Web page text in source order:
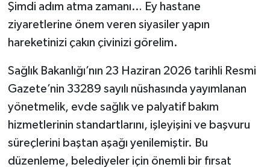
Şimdi adım atma zamanı… Ey hastane
ziyaretlerine önem veren siyasiler yapın
hareketinizi çakın çivinizi görelim.
Sağlık Bakanlığı’nın 23 Haziran 2026 tarihli Resmi
Gazete’nin 33289 sayılı nüshasında yayımlanan
yönetmelik, evde sağlık ve palyatif bakım
hizmetlerinin standartlarını, işleyişini ve başvuru
süreçlerini baştan aşağı yenilemiştir. Bu
düzenleme, belediyeler için önemli bir fırsat